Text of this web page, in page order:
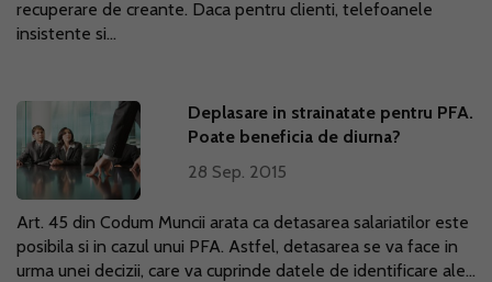
recuperare de creante. Daca pentru clienti, telefoanele
insistente si...
Deplasare in strainatate pentru PFA.
Poate beneficia de diurna?
28 Sep. 2015
Art. 45 din Codum Muncii arata ca detasarea salariatilor este
posibila si in cazul unui PFA. Astfel, detasarea se va face in
urma unei decizii, care va cuprinde datele de identificare ale...